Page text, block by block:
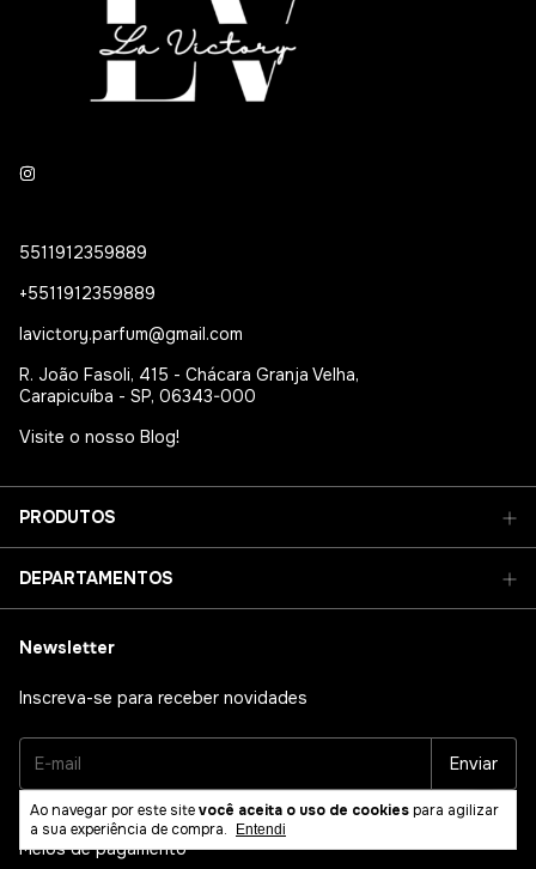
Ao navegar por este sitevocê aceita o uso de cookiespara agilizar
a sua experiência de compra.
Entendi
5511912359889
+5511912359889
lavictory.parfum@gmail.com
R. João Fasoli, 415 - Chácara Granja Velha,
Carapicuíba - SP, 06343-000
Visite o nosso Blog!
PRODUTOS
DEPARTAMENTOS
Newsletter
Inscreva-se para receber novidades
Meios de pagamento